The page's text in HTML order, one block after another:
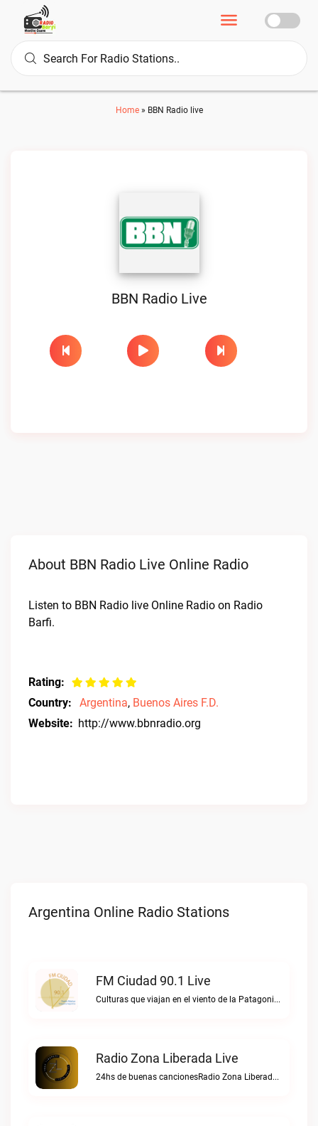
Home» BBN Radio live
BBN Radio Live
About BBN Radio Live Online Radio
Listen to BBN Radio live Online Radio on Radio
Barfi.
Rating:
Country:
Argentina, Buenos Aires F.D.
Website: http://www.bbnradio.org
Argentina Online Radio Stations
FM Ciudad 90.1 Live
Culturas que viajan en el viento de la PatagoniaFM Ciudad 90.1 live
Radio Zona Liberada Live
24hs de buenas cancionesRadio Zona Liberada live